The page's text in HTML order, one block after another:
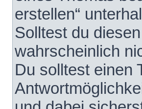
erstellen“
Solltest du
wahrscheinlich
Du solltest einen